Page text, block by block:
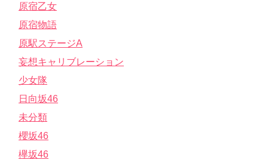
原宿乙女
原宿物語
原駅ステージA
妄想キャリブレーション
少女隊
日向坂46
未分類
櫻坂46
欅坂46